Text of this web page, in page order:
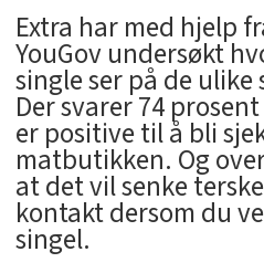
Extra har med hjelp
YouGov undersøkt
single ser på de ulike
Der svarer 74
er positive til å bli
matbutikken. Og
at det vil senke
kontakt dersom du
singel.